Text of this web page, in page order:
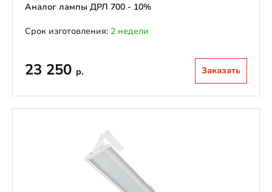
Аналог лампы ДРЛ 700 - 10%
Срок изготовления: 2 недели
23 250 р. Заказать